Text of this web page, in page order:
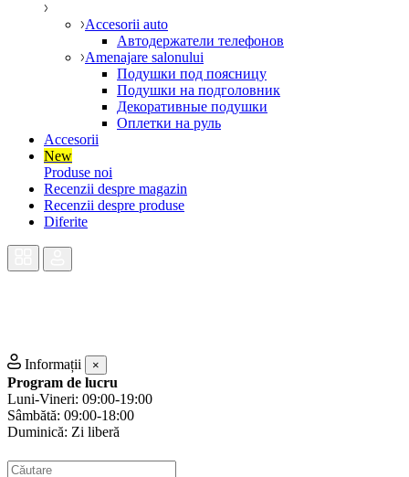
Accesorii auto
Автодержатели телефонов
Amenajare salonului
Подушки под поясницу
Подушки на подголовник
Декоративные подушки
Оплетки на руль
Accesorii
New
Produse noi
Recenzii despre magazin
Recenzii despre produse
Diferite
Informații ×
Program de lucru
Luni-Vineri: 09:00-19:00
Sâmbătă: 09:00-18:00
Duminică: Zi liberă